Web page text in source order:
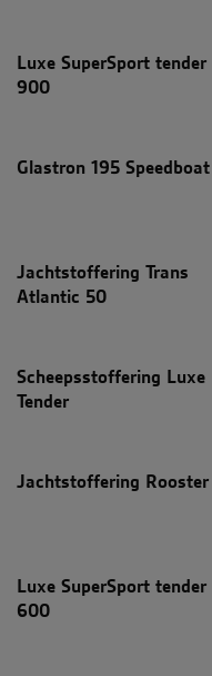
Luxe SuperSport tender
900
Glastron 195 Speedboat
Jachtstoffering Trans
Atlantic 50
Scheepsstoffering Luxe
Tender
Jachtstoffering Rooster
Luxe SuperSport tender
600